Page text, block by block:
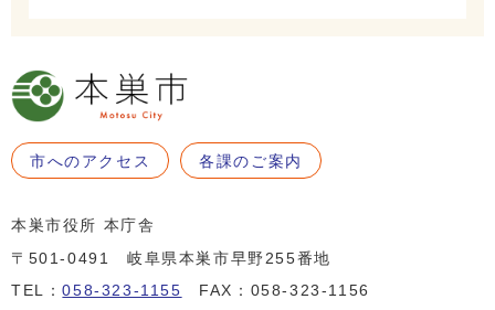
市へのアクセス 各課のご案内
本巣市役所 本庁舎
〒501-0491 岐阜県本巣市早野255番地
TEL：058-323-1155 FAX：058-323-1156